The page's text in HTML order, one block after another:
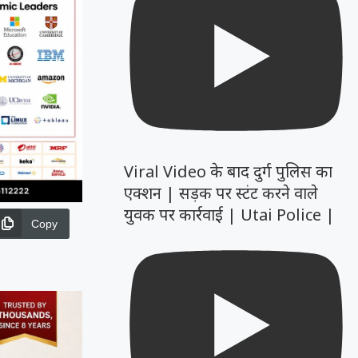
Copy
Viral Video के बाद दुर्ग पुलिस का
एक्शन | सड़क पर स्टंट करने वाले
युवक पर कार्रवाई | Utai Police |